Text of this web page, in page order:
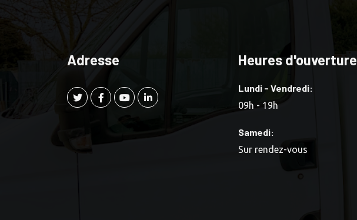
Adresse Heures d'ouverture
Lundi - Vendredi:
09h - 19h
Samedi:
Sur rendez-vous